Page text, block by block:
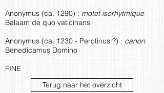
Anonymus (ca. 1290) : motet isorhytmique
Balaam de quo vaticinans
Anonymus (ca. 1230 - Perotinus ?) : canon
Benedicamus Domino
FINE
Terug naar het overzicht